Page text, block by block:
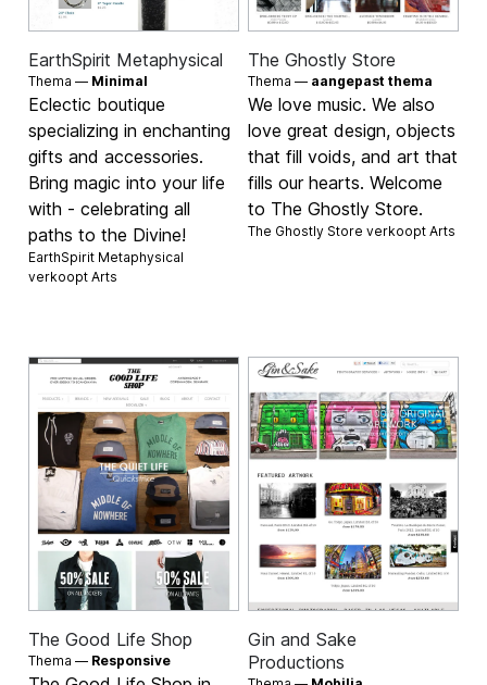
EarthSpirit Metaphysical
Thema — Minimal
Eclectic boutique
specializing in enchanting
gifts and accessories.
Bring magic into your life
with - celebrating all
paths to the Divine!
EarthSpirit Metaphysical
verkooptArts
The Ghostly Store
Thema — aangepast thema
We love music. We also
love great design, objects
that fill voids, and art that
fills our hearts. Welcome
to The Ghostly Store.
The Ghostly Store verkoopt Arts
The Good Life Shop
Thema — Responsive
Gin and Sake
Productions